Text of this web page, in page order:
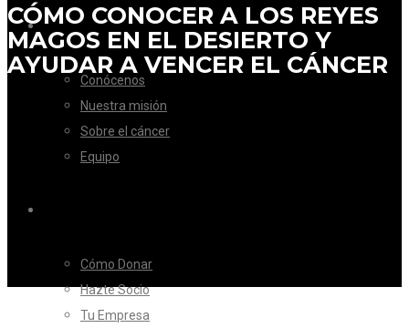
LA FUNDACIÓN
Conócenos
Nuestra misión
Sobre el cáncer
Equipo
Cómo Donar
Hazte Socio
Tu Empresa
CÓMO CONOCER A LOS REYES
MAGOS EN EL DESIERTO Y
AYUDAR A VENCER EL CÁNCER